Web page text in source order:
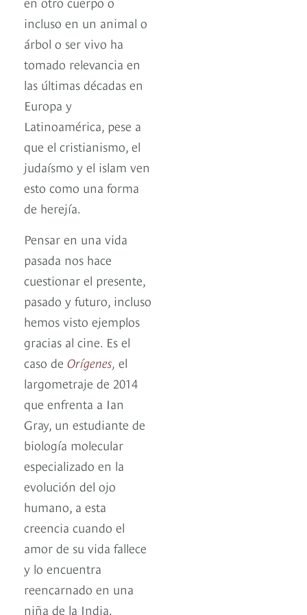
incluso en un animal o
árbol o ser vivo ha
tomado relevancia en
las últimas décadas en
Europa y
Latinoamérica, pese a
que el cristianismo, el
judaísmo y el islam ven
esto como una forma
de herejía.
Pensar en una vida
pasada nos hace
cuestionar el presente,
pasado y futuro, incluso
hemos visto ejemplos
gracias al cine. Es el
caso de Orígenes, el
largometraje de 2014
que enfrenta a Ian
Gray, un estudiante de
biología molecular
especializado en la
evolución del ojo
humano, a esta
creencia cuando el
amor de su vida fallece
y lo encuentra
reencarnado en una
niña de la India.